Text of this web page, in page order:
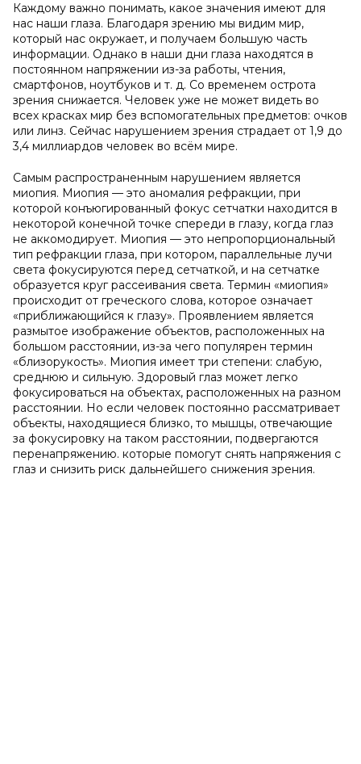
Каждому важно понимать, какое значения имеют для
нас наши глаза. Благодаря зрению мы видим мир,
который нас окружает, и получаем большую часть
информации. Однако в наши дни глаза находятся в
постоянном напряжении из-за работы, чтения,
смартфонов, ноутбуков и т. д. Со временем острота
зрения снижается. Человек уже не может видеть во
всех красках мир без вспомогательных предметов: очков
или линз. Сейчас нарушением зрения страдает от 1,9 до
3,4 миллиардов человек во всём мире.
Самым распространенным нарушением является
миопия. Миопия — это аномалия рефракции, при
которой конъюгированный фокус сетчатки находится в
некоторой конечной точке спереди в глазу, когда глаз
не аккомодирует. Миопия — это непропорциональный
тип рефракции глаза, при котором, параллельные лучи
света фокусируются перед сетчаткой, и на сетчатке
образуется круг рассеивания света. Термин «миопия»
происходит от греческого слова, которое означает
«приближающийся к глазу». Проявлением является
размытое изображение объектов, расположенных на
большом расстоянии, из-за чего популярен термин
«близорукость». Миопия имеет три степени: слабую,
среднюю и сильную. Здоровый глаз может легко
фокусироваться на объектах, расположенных на разном
расстоянии. Но если человек постоянно рассматривает
объекты, находящиеся близко, то мышцы, отвечающие
за фокусировку на таком расстоянии, подвергаются
перенапряжению. которые помогут снять напряжения с
глаз и снизить риск дальнейшего снижения зрения.